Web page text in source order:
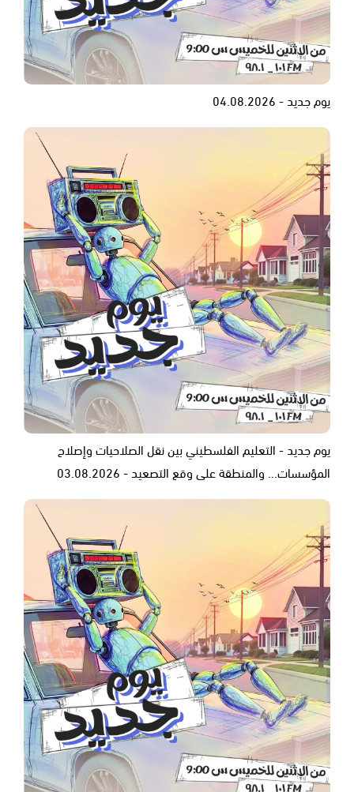
يوم جديد - 04.08.2026
يوم جديد - التعليم الفلسطيني بين نقل الصلاحيات وإصلاح
المؤسسات... والمنطقة على وقع التصعيد - 03.08.2026